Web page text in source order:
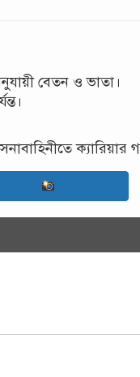
বেতন ও ভাতা।
ক্যারিয়ার